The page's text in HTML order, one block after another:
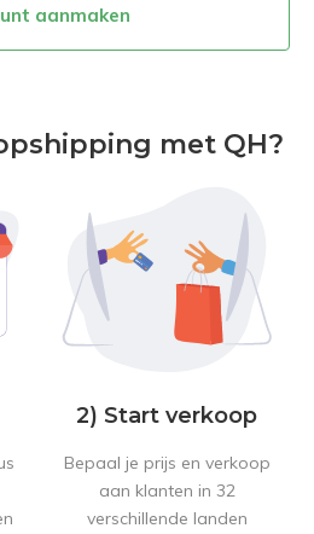
aanmaken
met QH?
2) Start verkoop
Bepaal je prijs en verkoop
aan klanten in 32
verschillende landen